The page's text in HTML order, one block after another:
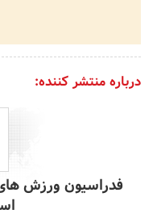
درباره منتشر کننده:
فدراسیون ورزش